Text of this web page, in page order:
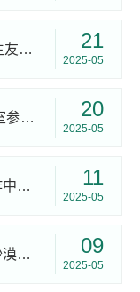
南农经管2025“轻羽飞扬”羽毛球师生友谊赛成功举办 21
2025-05
学院院长徐志刚一行赴紫金山实验室参观并商讨合作事宜 20
2025-05
初夏来鸿 | 农业农村部对外经济合作中心发来感谢信 11
2025-05
南农MBA师生团队6次蝉联商学院沙漠挑战赛“金沙鸥奖” 09
2025-05